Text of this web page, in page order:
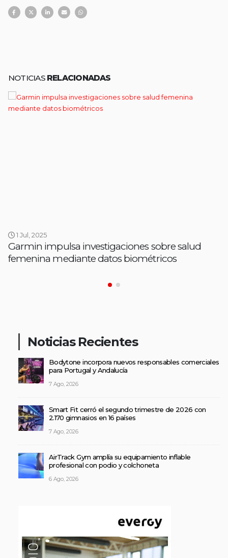
NOTICIAS RELACIONADAS
1 Jul, 2025
Garmin impulsa investigaciones sobre salud
femenina mediante datos biométricos
Noticias Recientes
Bodytone incorpora nuevos responsables comerciales
para Portugal y Andalucía
7 Ago, 2026
Smart Fit cerró el segundo trimestre de 2026 con
2.170 gimnasios en 16 países
7 Ago, 2026
AirTrack Gym amplía su equipamiento inflable
profesional con podio y colchoneta
6 Ago, 2026